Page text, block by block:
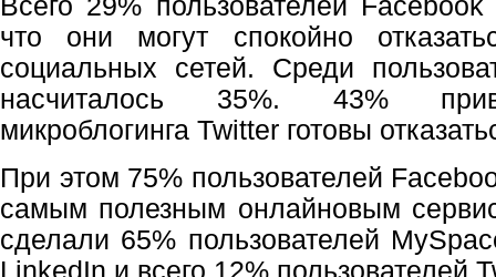
Всего 29% пользователей
что они могут спокойно
социальных сетей. Среди
насчиталось 35%. 43%
микроблогинга Twitter готовы
При этом 75% пользователей
самым полезным онлайновым
сделали 65% пользователей
LinkedIn и всего 12% пользователей